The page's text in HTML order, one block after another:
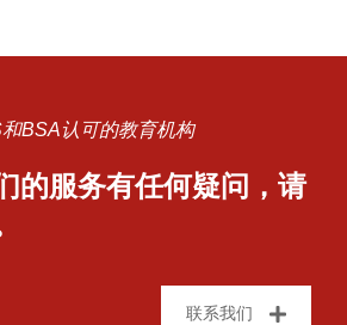
BSA认可的教育机构
的服务有任何疑问，请
联系我们